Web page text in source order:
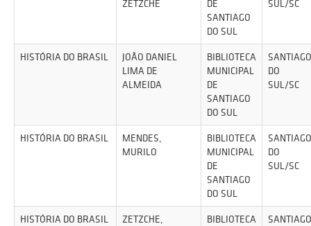
ZETZCHE
DE
SANTIAGO
DO SUL
SUL/SC
HISTÓRIA DO BRASIL
JOÃO DANIEL
LIMA DE
ALMEIDA
BIBLIOTECA
MUNICIPAL
DE
SANTIAGO
DO SUL
SANTIAGO
DO
SUL/SC
HISTÓRIA DO BRASIL
MENDES,
MURILO
BIBLIOTECA
MUNICIPAL
DE
SANTIAGO
DO SUL
SANTIAGO
DO
SUL/SC
HISTÓRIA DO BRASIL
ZETZCHE,
BIBLIOTECA
SANTIAGO